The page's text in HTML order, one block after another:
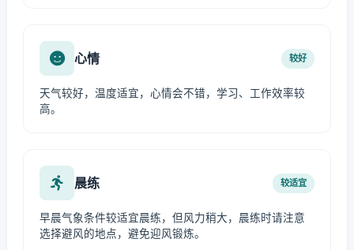
心情 较好
天气较好，温度适宜，心情会不错，学习、工作效率较
高。
晨练 较适宜
早晨气象条件较适宜晨练，但风力稍大，晨练时请注意
选择避风的地点，避免迎风锻炼。